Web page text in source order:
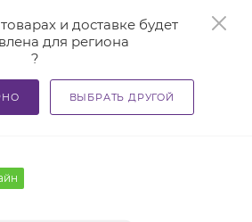
и доставке будет
для региона
?
ВЫБРАТЬ ДРУГОЙ
— TS-100 Наконечник "Капля"
"Капля"